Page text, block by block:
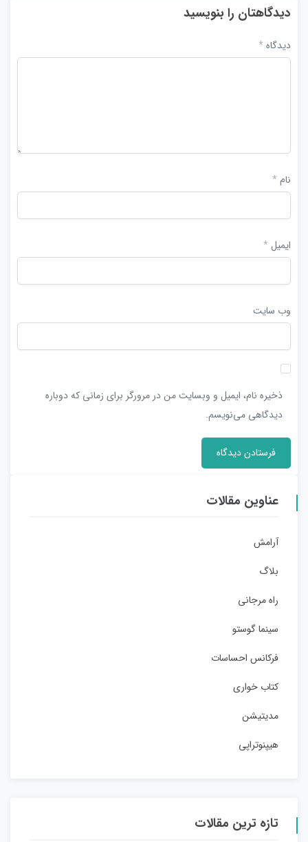
دیدگاهتان را بنویسید
دیدگاه *
نام *
ایمیل *
وب‌ سایت
ذخیره نام، ایمیل و وبسایت من در مرورگر برای زمانی که دوباره
دیدگاهی می‌نویسم.
عناوین مقالات
آرامش
بلاگ
راه مرجانی
سینما گوستو
فرکانس احساسات
کتاب خواری
مدیتیشن
هیپنوتراپی
تازه ترین مقالات